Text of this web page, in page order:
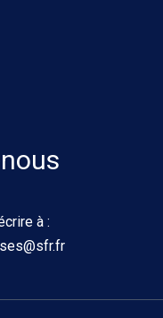
à :